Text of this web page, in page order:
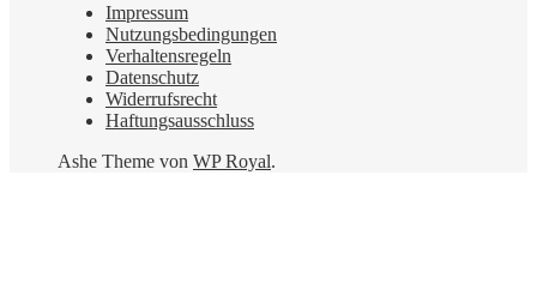
Impressum
Nutzungsbedingungen
Verhaltensregeln
Datenschutz
Widerrufsrecht
Haftungsausschluss
Ashe Theme von WP Royal.